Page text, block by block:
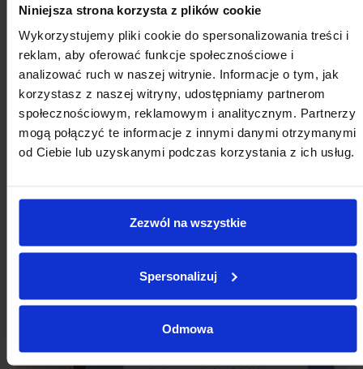
Niniejsza strona korzysta z plików cookie
Wykorzystujemy pliki cookie do spersonalizowania treści i
reklam, aby oferować funkcje społecznościowe i
analizować ruch w naszej witrynie. Informacje o tym, jak
korzystasz z naszej witryny, udostępniamy partnerom
społecznościowym, reklamowym i analitycznym. Partnerzy
mogą połączyć te informacje z innymi danymi otrzymanymi
od Ciebie lub uzyskanymi podczas korzystania z ich usług.
Zezwól na wszystkie
Spersonalizuj
Odmowa
Pon Wt Śr Cz Pt So
27
28 29 30 31 1
3 4 5 6 7 8 9
10 11 12 13 14 15 16
17 18 20 21 22 23